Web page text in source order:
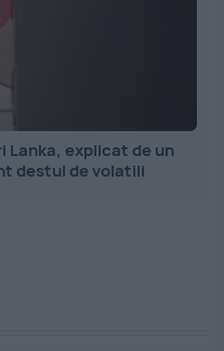
Lanka, explicat de un
destul de volatili